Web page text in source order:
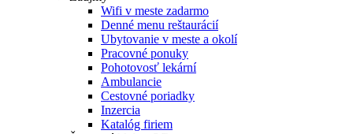
Wifi v meste zadarmo
Denné menu reštaurácií
Ubytovanie v meste a okolí
Pracovné ponuky
Pohotovosť lekární
Ambulancie
Cestovné poriadky
Inzercia
Katalóg firiem